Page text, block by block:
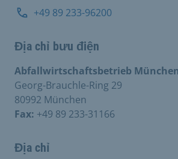
+49 89 233-96200
Địa chỉ bưu điện
Abfallwirtschaftsbetrieb
Georg-Brauchle-Ring 29
80992 München
Fax: +49 89 233-31166
Địa chỉ